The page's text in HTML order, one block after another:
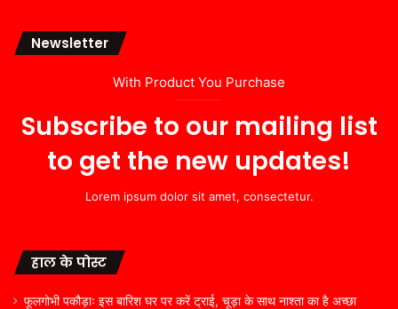
Newsletter
With Product You Purchase
Subscribe to our mailing list
to get the new updates!
Lorem ipsum dolor sit amet, consectetur.
हाल के पोस्ट
फूलगोभी पकौड़ाः इस बारिश घर पर करें ट्राई, चूड़ा के साथ नाश्ता का है अच्छा